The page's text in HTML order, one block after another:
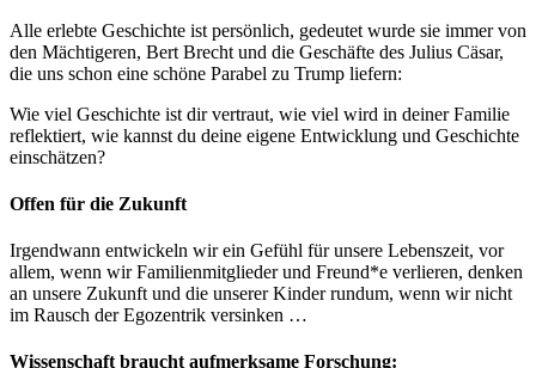
Alle erlebte Geschichte ist persönlich, gedeutet wurde sie immer von
den Mächtigeren, Bert Brecht und die Geschäfte des Julius Cäsar,
die uns schon eine schöne Parabel zu Trump liefern:
Wie viel Geschichte ist dir vertraut, wie viel wird in deiner Familie
reflektiert, wie kannst du deine eigene Entwicklung und Geschichte
einschätzen?
Offen für die Zukunft
Irgendwann entwickeln wir ein Gefühl für unsere Lebenszeit, vor
allem, wenn wir Familienmitglieder und Freund*e verlieren, denken
an unsere Zukunft und die unserer Kinder rundum, wenn wir nicht
im Rausch der Egozentrik versinken …
Wissenschaft braucht aufmerksame Forschung: